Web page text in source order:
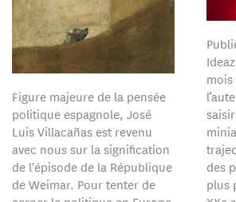
Figure majeure de la pensée
politique espagnole, José
Luis Villacañas est revenu
avec nous sur la signification
de l'épisode de la République
de Weimar. Pour tenter de
des
plus